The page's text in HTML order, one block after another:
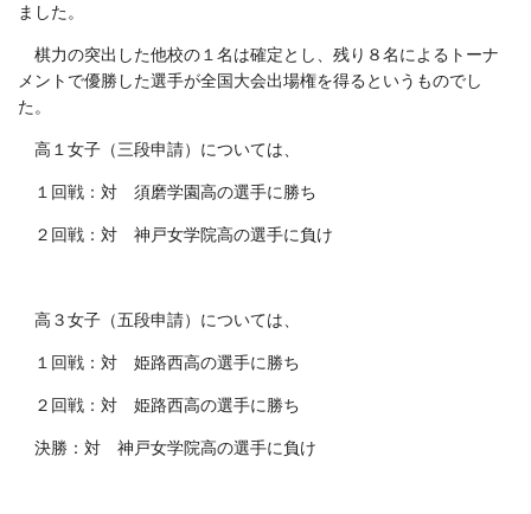
ました。
棋力の突出した他校の１名は確定とし、残り８名によるトーナ
メントで優勝した選手が全国大会出場権を得るというものでし
た。
高１女子（三段申請）については、
１回戦：対 須磨学園高の選手に勝ち
２回戦：対 神戸女学院高の選手に負け
高３女子（五段申請）については、
１回戦：対 姫路西高の選手に勝ち
２回戦：対 姫路西高の選手に勝ち
決勝：対 神戸女学院高の選手に負け